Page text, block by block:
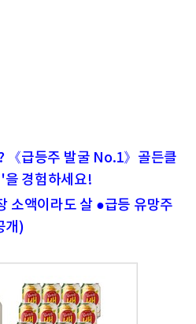
《급등주 발굴 No.1》골든클
경험하세요!
액이라도 살 ●급등 유망주
개)